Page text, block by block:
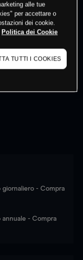
giornaliero - Compra
annuale - Compra
alle tue
per accettare o
dei cookie.
Politica dei Cookie
TUTTI I COOKIES